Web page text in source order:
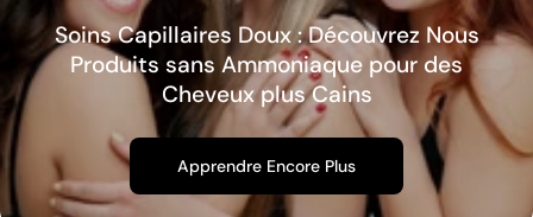
Soins Capillaires Doux : Découvrez Nous
Produits sans Ammoniaque pour des
Cheveux plus Cains
Apprendre Encore Plus